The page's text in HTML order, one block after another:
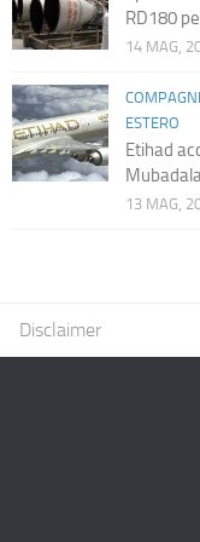
RD180
14 MAG,
ESTERO
Etihad
13 MAG,
Disclaimer